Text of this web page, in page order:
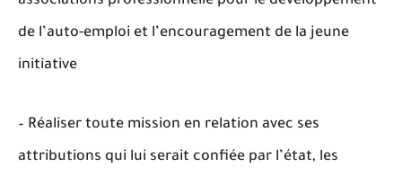
de l’auto-emploi et l’encouragement de la jeune
initiative
– Réaliser toute mission en relation avec ses
attributions qui lui serait confiée par l’état, les